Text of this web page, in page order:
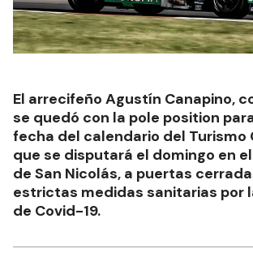
El arrecifeño Agustín Canapino,
se quedó con la pole position
fecha del calendario del Turismo
que se disputará el domingo en
de San Nicolás, a puertas
estrictas medidas sanitarias por
de Covid-19.